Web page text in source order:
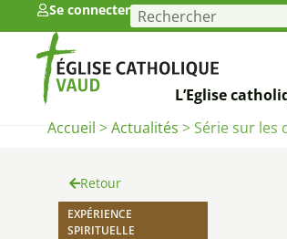
Se connecter
L’Eglise
Accueil >Actualités >Série sur les
Retour
EXPÉRIENCE
SPIRITUELLE